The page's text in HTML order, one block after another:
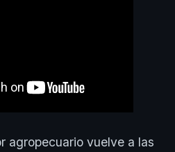
agropecuario vuelve a las